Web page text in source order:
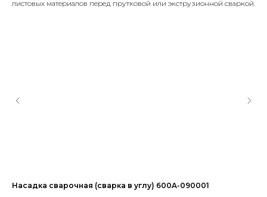
листовых материалов перед прутковой или экструзионной сваркой.
Насадка сварочная (сварка в углу) 600A-090001